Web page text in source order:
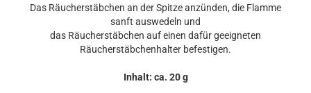
Das Räucherstäbchen an der Spitze anzünden, die Flamme
sanft auswedeln und
das Räucherstäbchen auf einen dafür geeigneten
Räucherstäbchenhalter befestigen.
Inhalt: ca. 20 g